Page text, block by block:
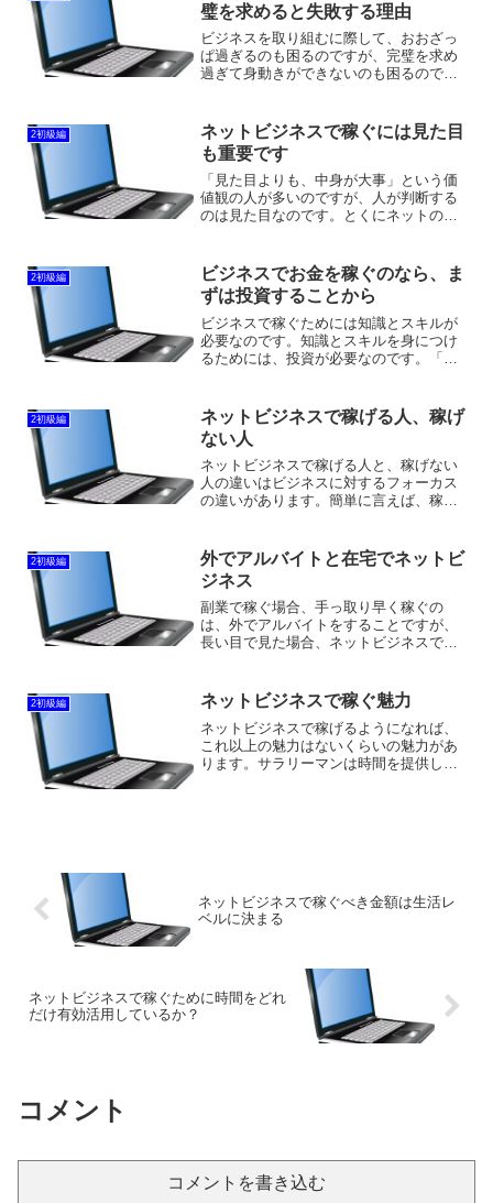
璧を求めると失敗する理由
ビジネスを取り組むに際して、おおざっ
ぱ過ぎるのも困るのですが、完璧を求め
過ぎて身動きができないのも困るので
を出す確率を上げることはできるのです
が、その確率も外れることが...
2初級編
ネットビジネスで稼ぐには見た目
も重要です
「見た目よりも、中身が大事」という価
値観の人が多いのですが、人が判断する
のは見た目なのです。とくにネットの場
も、見た目で判断されて読まれなかった
としたら、その中身の意味...
2初級編
ビジネスでお金を稼ぐのなら、ま
ずは投資することから
ビジネスで稼ぐためには知識とスキルが
必要なのです。知識とスキルを身につけ
るためには、投資が必要なのです。「稼
っても稼ぐことができるのです。稼ぐた
めには稼ぐための知識が必...
2初級編
ネットビジネスで稼げる人、稼げ
ない人
ネットビジネスで稼げる人と、稼げない
人の違いはビジネスに対するフォーカス
の違いがあります。簡単に言えば、稼げ
当たり前のことのようなのですが、稼げ
ない人はこの当たり前のこ...
2初級編
外でアルバイトと在宅でネットビ
ジネス
副業で稼ぐ場合、手っ取り早く稼ぐの
は、外でアルバイトをすることですが、
長い目で見た場合、ネットビジネスで稼
イトは基本は時間給であるので、その時
間給以上は稼ぐことができま...
2初級編 ネットビジネスで稼ぐ魅力
ネットビジネスで稼げるようになれば、
これ以上の魅力はないくらいの魅力があ
ります。サラリーマンは時間を提供して
ネットビジネスで稼ぐべき金額は生活レ
ベルに決まる
ネットビジネスで稼ぐために時間をどれ
だけ有効活用しているか？
コメント
コメントを書き込む